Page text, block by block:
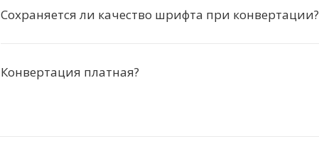
Сохраняется ли качество шрифта при конвертации?
Конвертация платная?